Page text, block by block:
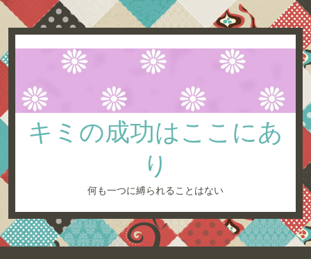
キミの成功はここにあ
り
何も一つに縛られることはない